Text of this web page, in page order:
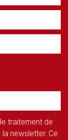
traitement de
newsletter. Ce